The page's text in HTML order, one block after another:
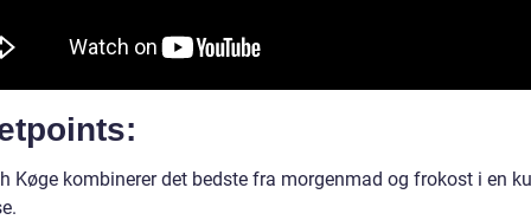
Køge kombinerer det bedste fra morgenmad og frokost i en